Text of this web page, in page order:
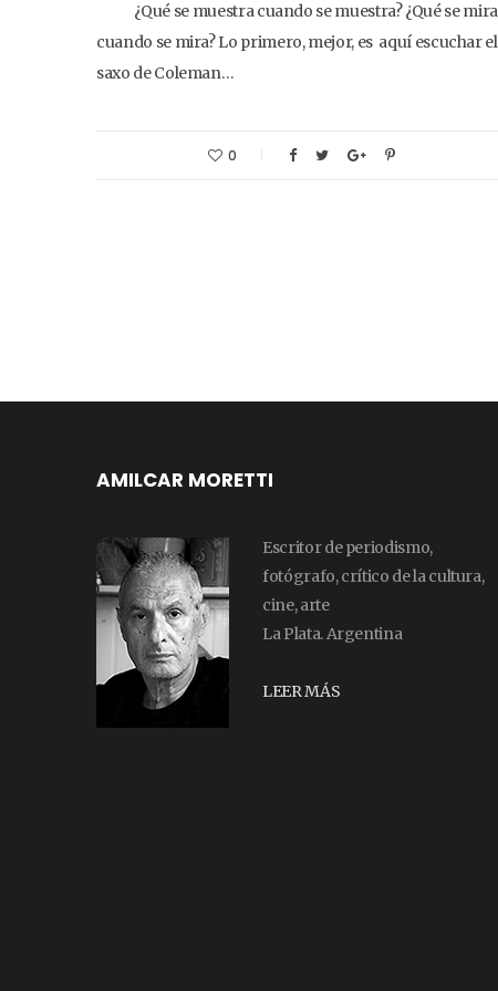
¿Qué se muestra cuando se muestra? ¿Qué se mira
cuando se mira? Lo primero, mejor, es aquí escuchar el
saxo de Coleman…
0
AMILCAR MORETTI
Escritor de periodismo,
fotógrafo, crítico de la cultura,
cine, arte
La Plata. Argentina
LEER MÁS